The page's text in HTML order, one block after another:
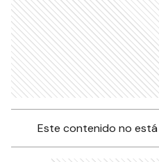
Este contenido no